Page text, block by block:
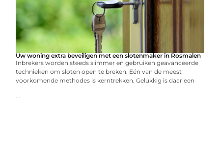
Uw woning extra beveiligen met een slotenmaker in Rosmalen
Inbrekers worden steeds slimmer en gebruiken geavanceerde
technieken om sloten open te breken. Eén van de meest
voorkomende methodes is kerntrekken. Gelukkig is daar een
...